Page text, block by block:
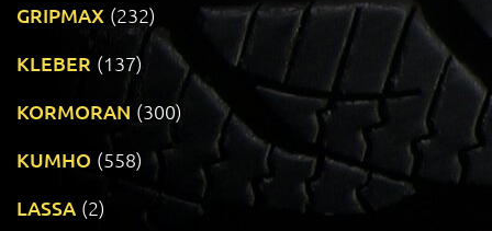
GRIPMAX (232)
KLEBER (137)
KORMORAN (300)
KUMHO (558)
LASSA (2)